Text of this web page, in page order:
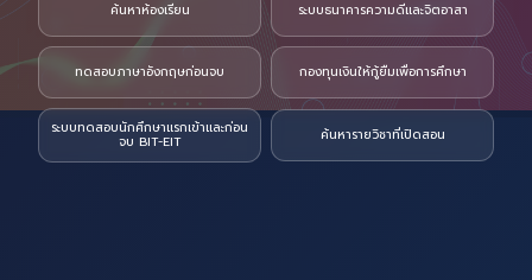
ค้นหาห้องเรียน ระบบธนาคารความดีและจิตอาสา
ทดสอบภาษาอังกฤษก่อนจบ กองทุนเงินให้กู้ยืมเพื่อการศึกษา
ระบบทดสอบนักศึกษาแรกเข้าและก่อน
จบ BIT-EIT
ค้นหารายวิชาที่เปิดสอน